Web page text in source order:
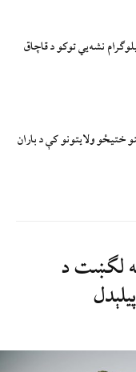
کې د نږدې ۳۰۰ کیلوګرام نشه‌يي توکو د قاچاق
ختیځو ولایتونو کې د باران
په لګښت د